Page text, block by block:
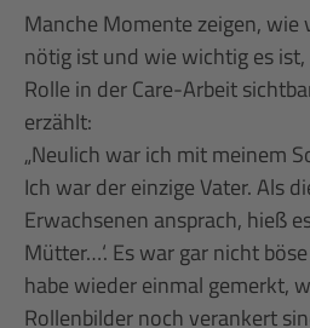
Manche Momente zeigen, wie
nötig ist und wie wichtig es
Rolle in der Care-Arbeit
erzählt:
„Neulich war ich mit meinem
Ich war der einzige Vater. Als
Erwachsenen ansprach, hieß
Mütter…‘. Es war gar nicht
habe wieder einmal gemerkt,
Rollenbilder noch verankert